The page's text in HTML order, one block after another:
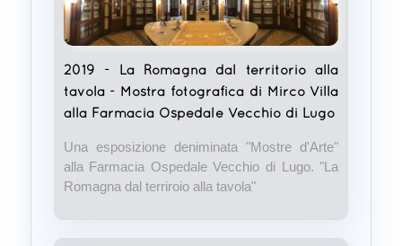
2019 - La Romagna dal territorio alla
tavola - Mostra fotografica di Mirco Villa
alla Farmacia Ospedale Vecchio di Lugo
Una esposizione deniminata "Mostre d'Arte"
alla Farmacia Ospedale Vecchio di Lugo. "La
Romagna dal terriroio alla tavola"